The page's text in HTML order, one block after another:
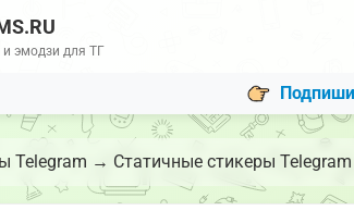
эмодзи для ТГ
Telegram → Статичные стикеры Telegram